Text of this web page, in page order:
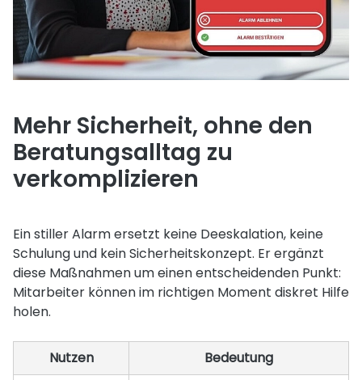
Mehr Sicherheit, ohne den
Beratungsalltag zu
verkomplizieren
Ein stiller Alarm ersetzt keine Deeskalation, keine
Schulung und kein Sicherheitskonzept. Er ergänzt
diese Maßnahmen um einen entscheidenden Punkt:
Mitarbeiter können im richtigen Moment diskret Hilfe
holen.
Nutzen
Bedeutung